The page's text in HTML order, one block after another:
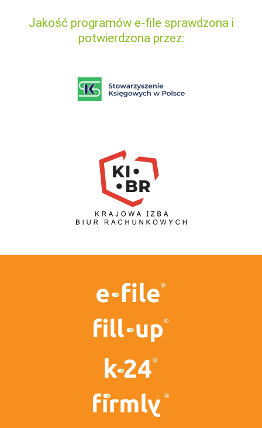
Jakość programów e-file sprawdzona i
potwierdzona przez: